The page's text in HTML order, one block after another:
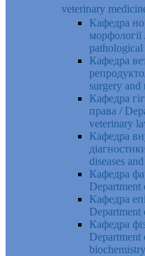
veterinary
Кафедра
Кафедра
surgery and
Кафедра
права /
veterinary
Кафедра
diseases
Кафедра
Department
Кафедра
Кафедра
Department
biochemistry